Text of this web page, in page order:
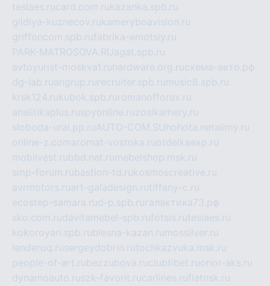
tesiaes.rucard.com.rukazanka.spb.ru
gildiya-kuznecov.rukameryboavision.ru
griffoncom.spb.rufabrika-emotsiy.ru
PARK-MATROSOVA.RUagat.spb.ru
avtoyurist-moskva1.ru hardware.org.ruсхема-авто.рф
dg-lab.ruangrup.ru recruiter.spb.ru music8.spb.ru
krsk124.rukubok.spb.ru romanofforex.ru
analitikaplus.ruspyonline.ruzosikamery.ru
sloboda-ural.pp.ruAUTO-COM.SU hohota.netalimy.ru
online-z.comaromat-vostoka.ruotdelkaexp.ru
mobilvest.rubbd.net.ru mebelshop.msk.ru
smp-forum.rubastion-td.rukosmoscreative.ru
avrmotors.ruart-galadesign.rutiffany-c.ru
ecostep-samara.rud-p.spb.ru галактика73.рф
sko.com.rudavitamebel-spb.rufotsis.rutesiaes.ru
kokoroyari.spb.rublesna-kazan.ru mossilver.ru
lenderoq.rusergeydobrin.rutochkazvuka.msk.ru
people-of-art.rubezzubova.ruclubtibet.ruorior-aks.ru
dynamoauto.ruszk-favorit.rucarlines.ruflatnsk.ru